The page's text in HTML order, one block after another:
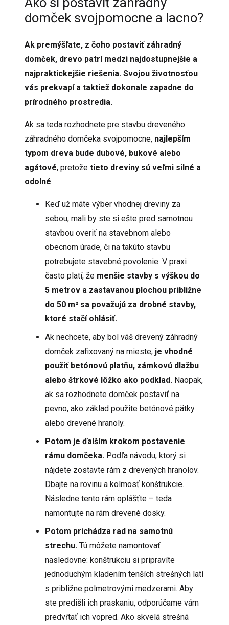
domček svojpomocne a lacno?
Ak premýšľate, z čoho postaviť záhradný
domček, drevo patrí medzi najdostupnejšie a
najpraktickejšie riešenia. Svojou životnosťou
vás prekvapí a taktiež dokonale zapadne do
prírodného prostredia.
Ak sa teda rozhodnete pre stavbu dreveného
záhradného domčeka svojpomocne, najlepším
typom dreva bude dubové, bukové alebo
agátové, pretože tieto dreviny sú veľmi silné a
odolné.
Keď už máte výber vhodnej dreviny za
sebou, mali by ste si ešte pred samotnou
stavbou overiť na stavebnom alebo
obecnom úrade, či na takúto stavbu
potrebujete stavebné povolenie. V praxi
často platí, že menšie stavby s výškou do
5 metrov a zastavanou plochou približne
do 50 m² sa považujú za drobné stavby,
ktoré stačí ohlásiť.
Ak nechcete, aby bol váš drevený záhradný
domček zafixovaný na mieste, je vhodné
použiť betónovú platňu, zámkovú dlažbu
alebo štrkové lôžko ako podklad. Naopak,
ak sa rozhodnete domček postaviť na
pevno, ako základ použite betónové pätky
alebo drevené hranoly.
Potom je ďalším krokom postavenie
rámu domčeka. Podľa návodu, ktorý si
nájdete zostavte rám z drevených hranolov.
Dbajte na rovinu a kolmosť konštrukcie.
Následne tento rám oplášťte – teda
namontujte na rám drevené dosky.
Potom prichádza rad na samotnú
strechu. Tú môžete namontovať
nasledovne: konštrukciu si pripravíte
jednoduchým kladením tenších strešných latí
s približne polmetrovými medzerami. Aby
ste predišli ich praskaniu, odporúčame vám
predvŕtať ich vopred. Ako skvelá strešná